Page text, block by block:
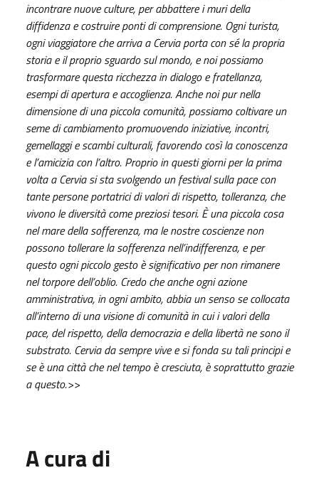
incontrare nuove culture, per abbattere i muri della
diffidenza e costruire ponti di comprensione. Ogni turista,
ogni viaggiatore che arriva a Cervia porta con sé la propria
storia e il proprio sguardo sul mondo, e noi possiamo
trasformare questa ricchezza in dialogo e fratellanza,
esempi di apertura e accoglienza. Anche noi pur nella
dimensione di una piccola comunità, possiamo coltivare un
seme di cambiamento promuovendo iniziative, incontri,
gemellaggi e scambi culturali, favorendo così la conoscenza
e l’amicizia con l’altro. Proprio in questi giorni per la prima
volta a Cervia si sta svolgendo un festival sulla pace con
tante persone portatrici di valori di rispetto, tolleranza, che
vivono le diversità come preziosi tesori. È una piccola cosa
nel mare della sofferenza, ma le nostre coscienze non
possono tollerare la sofferenza nell’indifferenza, e per
questo ogni piccolo gesto è significativo per non rimanere
nel torpore dell’oblio. Credo che anche ogni azione
amministrativa, in ogni ambito, abbia un senso se collocata
all’interno di una visione di comunità in cui i valori della
pace, del rispetto, della democrazia e della libertà ne sono il
substrato. Cervia da sempre vive e si fonda su tali principi e
se è una città che nel tempo è cresciuta, è soprattutto grazie
a questo.>>
A cura di